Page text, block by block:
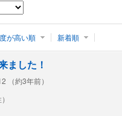
が高い順 新着順
ました！
（約3年前）